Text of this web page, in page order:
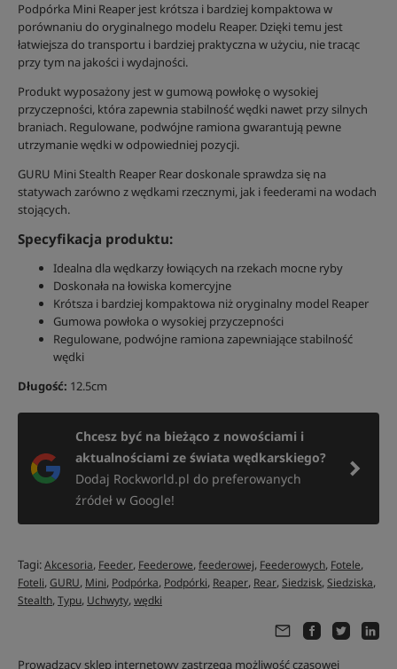
Podpórka Mini Reaper jest krótsza i bardziej kompaktowa w
porównaniu do oryginalnego modelu Reaper. Dzięki temu jest
łatwiejsza do transportu i bardziej praktyczna w użyciu, nie tracąc
przy tym na jakości i wydajności.
Produkt wyposażony jest w gumową powłokę o wysokiej
przyczepności, która zapewnia stabilność wędki nawet przy silnych
braniach. Regulowane, podwójne ramiona gwarantują pewne
utrzymanie wędki w odpowiedniej pozycji.
GURU Mini Stealth Reaper Rear doskonale sprawdza się na
statywach zarówno z wędkami rzecznymi, jak i feederami na wodach
stojących.
Specyfikacja produktu:
Idealna dla wędkarzy łowiących na rzekach mocne ryby
Doskonała na łowiska komercyjne
Krótsza i bardziej kompaktowa niż oryginalny model Reaper
Gumowa powłoka o wysokiej przyczepności
Regulowane, podwójne ramiona zapewniające stabilność
wędki
Długość: 12.5cm
Chcesz być na bieżąco z nowościami i
aktualnościami ze świata wędkarskiego?
Dodaj Rockworld.pl do preferowanych
źródeł w Google!
Tagi:Akcesoria, Feeder, Feederowe,feederowej, Feederowych, Fotele,
Foteli,GURU, Mini, Podpórka, Podpórki, Reaper, Rear,Siedzisk,Siedziska,
Stealth,Typu, Uchwyty,wędki
Prowadzący sklep internetowy zastrzega możliwość czasowej